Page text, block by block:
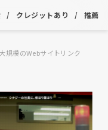
クレジットあり 推薦
規模のWebサイトリンク